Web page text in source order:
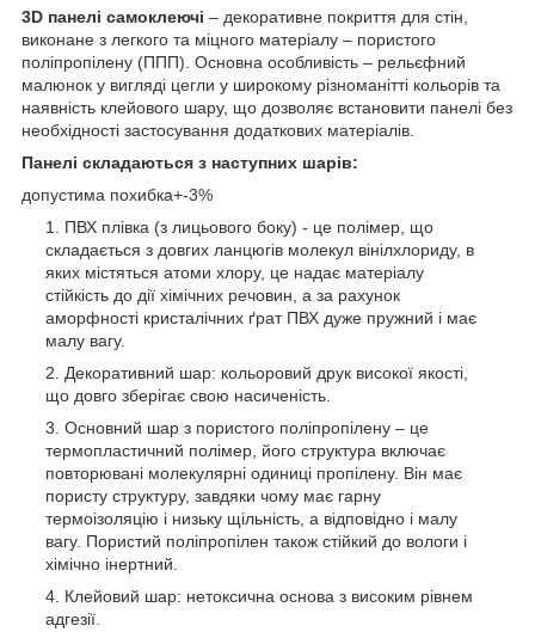
3D панелі самоклеючі – декоративне покриття для стін,
виконане з легкого та міцного матеріалу – пористого
поліпропілену (ППП). Основна особливість – рельєфний
малюнок у вигляді цегли у широкому різноманітті кольорів та
наявність клейового шару, що дозволяє встановити панелі без
необхідності застосування додаткових матеріалів.
Панелі складаються з наступних шарів:
допустима похибка+-3%
ПВХ плівка (з лицьового боку) - це полімер, що
складається з довгих ланцюгів молекул вінілхлориду, в
яких містяться атоми хлору, це надає матеріалу
стійкість до дії хімічних речовин, а за рахунок
аморфності кристалічних ґрат ПВХ дуже пружний і має
малу вагу.
Декоративний шар: кольоровий друк високої якості,
що довго зберігає свою насиченість.
Основний шар з пористого поліпропілену – це
термопластичний полімер, його структура включає
повторювані молекулярні одиниці пропілену. Він має
пористу структуру, завдяки чому має гарну
термоізоляцію і низьку щільність, а відповідно і малу
вагу. Пористий поліпропілен також стійкий до вологи і
хімічно інертний.
Клейовий шар: нетоксична основа з високим рівнем
адгезії.